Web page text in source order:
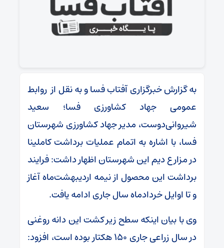
به گزارش خبرگزاری آفتاب فسا و به نقل از روابط
عمومی جهاد کشاورزی فسا؛ سعید
شیروانی‌دوست، مدیر جهاد کشاورزی شهرستان
فسا، با اشاره به اتمام عملیات برداشت کاملینا
در مزارع دیم این شهرستان اظهار داشت: فرایند
برداشت این محصول از نیمه اردیبهشت‌ماه آغاز
و تا اوایل خردادماه سال جاری ادامه یافت.
وی با بیان اینکه سطح زیر کشت این دانه روغنی
در سال زراعی جاری ۱۵۰ هکتار بوده است، افزود: